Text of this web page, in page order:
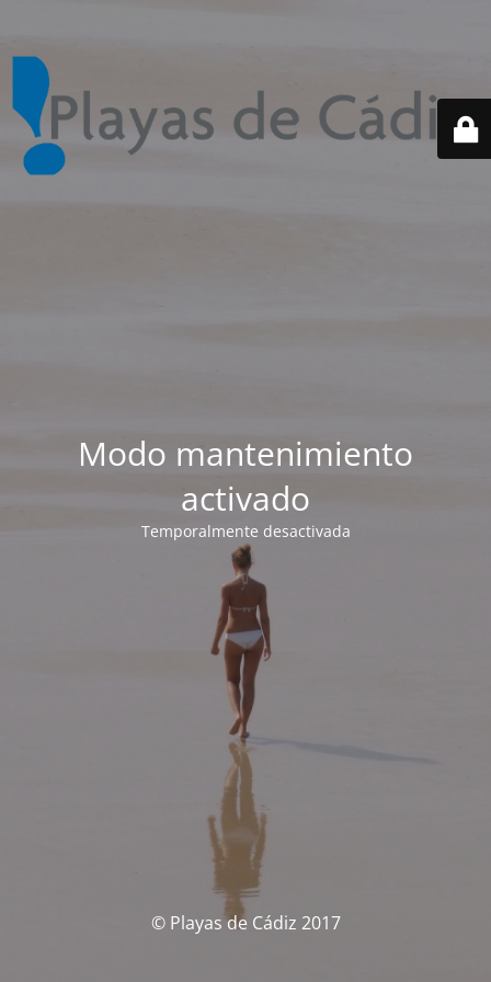
Modo mantenimiento
activado
Temporalmente desactivada
© Playas de Cádiz 2017